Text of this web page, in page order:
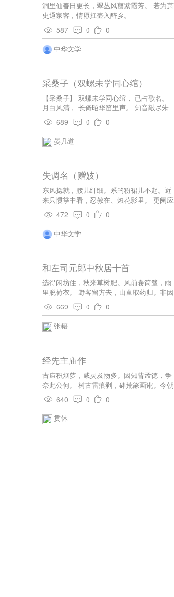
洞里仙春日更长，翠丛风翦紫霞芳。 若为萧
史通家客，情愿扛壶入醉乡。
587
0
0
中华文学
采桑子（双螺未学同心绾）
【采桑子】 双螺未学同心绾， 已占歌名。
月白风清， 长倚昭华笛里声。 知音敲尽朱
颜改， 寂寞时情。 一曲离亭， 借与青楼忍
泪听。689 0
0
晏几道
失调名（赠妓）
东风捻就，腰儿纤细。系的粉裙儿不起。近
来只惯掌中看，忍教在、烛花影里。 更阑应
是，酒红微褪。暗蹙损、眉儿娇翠。夜深著
两小鞋儿，靠那处、屏风立地。
472 0
0
中华文学
和左司元郎中秋居十首
选得闲坊住，秋来草树肥。风前卷筒簟，雨
里脱荷衣。 野客留方去，山童取药归。非因
入朝省，过此出门稀。 有地唯栽竹，无池亦
养鹅。学书求墨迹，酿酒爱朝和。 古镜铭文
浅，神方谜语多。居贫闲自乐，豪客莫相
过。 闲来松菊地，未省有埃尘。直去多将
好，不要问时豪。就石安琴枕，穿松压酒
槽。 山晴因月甚，诗语入秋高。身外无馀
事，唯应笔砚劳。 闲堂新扫洒，称是早秋
天。书客多呈帖，琴僧与合弦。 莎台乘晚
上，竹院就凉眠。终日无忙事，还应似得
仙。 醉倚斑藤杖，闲眠瘿木床。案头行气
诀，炉里降真香。 尚俭经营少，居闲意思
669 0
0
张籍
经先主庙作
古庙积烟萝，威灵及物多。因知曹孟德，争
奈此公何。 树古雷痕剥，碑荒篆画讹。今朝
冥祷祝，只望息干戈。
640 0
0
贯休